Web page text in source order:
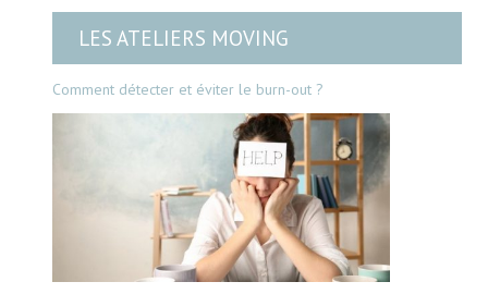
LES ATELIERS MOVING
Comment détecter et éviter le burn-out ?